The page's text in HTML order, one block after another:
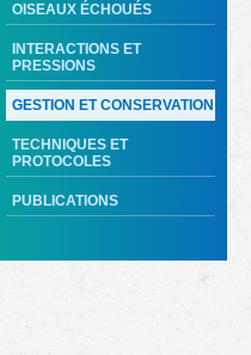
OISEAUX ÉCHOUÉS
INTERACTIONS ET
PRESSIONS
GESTION ET CONSERVATION
TECHNIQUES ET
PROTOCOLES
PUBLICATIONS